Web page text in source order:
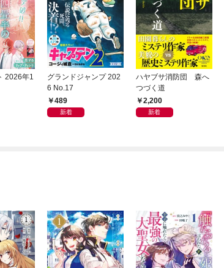
2026年1
グランドジャンプ 202
6 No.17
489
新着
ハヤブサ消防団 森へ
つづく道
2,200
新着